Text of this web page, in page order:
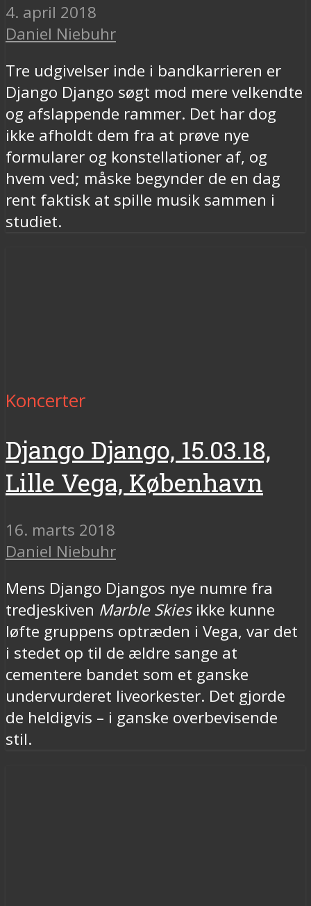
4. april 2018
Daniel Niebuhr
Tre udgivelser inde i bandkarrieren er
Django Django søgt mod mere velkendte
og afslappende rammer. Det har dog
ikke afholdt dem fra at prøve nye
formularer og konstellationer af, og
hvem ved; måske begynder de en dag
rent faktisk at spille musik sammen i
studiet.
Koncerter
Django Django, 15.03.18,
Lille Vega, København
16. marts 2018
Daniel Niebuhr
Mens Django Djangos nye numre fra
tredjeskiven Marble Skiesikke kunne
løfte gruppens optræden i Vega, var det
i stedet op til de ældre sange at
cementere bandet som et ganske
undervurderet liveorkester. Det gjorde
de heldigvis – i ganske overbevisende
stil.